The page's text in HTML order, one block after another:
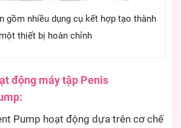
gồm nhiều dụng cụ kết hợp tạo thành
một thiết bị hoàn chỉnh
động máy tập Penis
Pump hoạt động dựa trên cơ chế